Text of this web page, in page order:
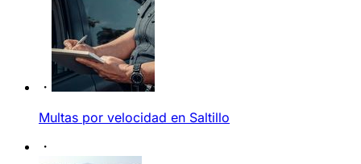
Multas por velocidad en Saltillo